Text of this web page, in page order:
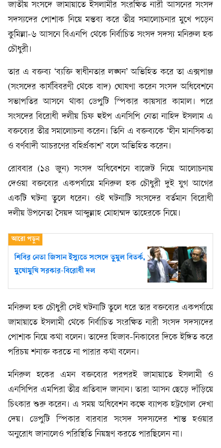
জাতীয় সংসদে জামায়াতে ইসলামীর সংরক্ষিত নারী আসনের সংসদ
সদস্যদের পোশাক নিয়ে মন্তব্য করে তীব্র সমালোচনার মুখে পড়েন
কুমিল্লা-৬ আসনে বিএনপি থেকে নির্বাচিত সংসদ সদস্য মনিরুল হক
চৌধুরী।
তার এ বক্তব্য ‘ব্যক্তি স্বাধীনতার লঙ্ঘন’ অভিহিত করে তা এক্সপাঞ্জ
(সংসদের কার্যবিবরণী থেকে বাদ) ঘোষণা করেন সংসদ অধিবেশনে
সভাপতির আসনে থাকা ডেপুটি স্পিকার কায়সার কামাল। পরে
সংসদের বিরোধী দলীয় চিফ হুইপ এনসিপি নেতা নাহিদ ইসলাম এ
বক্তব্যের তীব্র সমালোচনা করেন। তিনি এ বক্তব্যকে ‘হীন মানসিকতা
ও বর্ণবাদী আচরণের বহির্প্রকাশ’ বলে অভিহিত করেন।
রোববার (১৪ জুন) সংসদ অধিবেশনে বাজেট নিয়ে আলোচনায়
দেওয়া বক্তব্যের একপর্যায়ে মনিরুল হক চৌধুরী দুই যুগ আগের
একটি ঘটনা তুলে ধরেন। ওই ঘটনাটি সংসদের বর্তমান বিরোধী
দলীয় উপনেতা সৈয়দ আব্দুল্লাহ মোহাম্মদ তাহেরকে নিয়ে।
শিবির নেতা জিসান ইস্যুতে সংসদে তুমুল বিতর্ক,
মুখোমুখি সরকার-বিরোধী দল
মনিরুল হক চৌধুরী সেই ঘটনাটি তুলে ধরে তার বক্তব্যের একপর্যায়ে
জামায়াতে ইসলামী থেকে নির্বাচিত সংরক্ষিত নারী সংসদ সদস্যদের
পোশাক নিয়ে কথা বলেন। তাদের হিজাব-নিকাবের দিকে ইঙ্গিত করে
পরিচয় শনাক্ত করতে না পারার কথা বলেন।
মনিরুল হকের এমন বক্তব্যের পরপরই জামায়াতে ইসলামী ও
এনসিপির এমপিরা তীব্র প্রতিবাদ জানান। তারা আসন ছেড়ে দাঁড়িয়ে
চিৎকার শুরু করেন। এ সময় অধিবেশন কক্ষে ব্যাপক হট্টগোল দেখা
দেয়। ডেপুটি স্পিকার বারবার সংসদ সদস্যদের শান্ত হওয়ার
অনুরোধ জানালেও পরিস্থিতি নিয়ন্ত্রণ করতে পারছিলেন না।